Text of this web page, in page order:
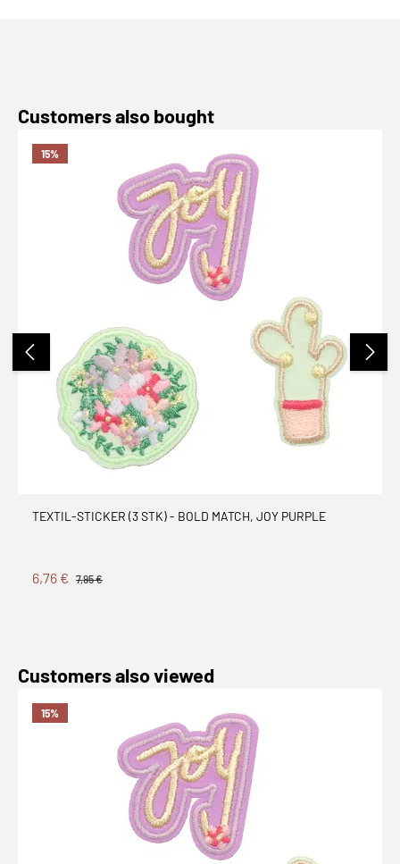
Produktgalerie überspringen
Customers also bought
15%
TEXTIL-STICKER (3 STK) - BOLD MATCH, JOY PURPLE
6,76 € 7,95 €
Produktgalerie überspringen
Customers also viewed
15%